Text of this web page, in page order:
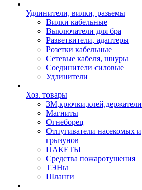
Удлинители, вилки, разьемы
Вилки кабельные
Выключатели для бра
Разветвители, адаптеры
Розетки кабельные
Сетевые кабеля, шнуры
Соединители силовые
Удлинители
Хоз. товары
ЗМ,крючки,клей,держатели
Магниты
Огнеборец
Отпугиватели насекомых и
грызунов
ПАКЕТЫ
Средства пожаротушения
ТЭНы
Шланги